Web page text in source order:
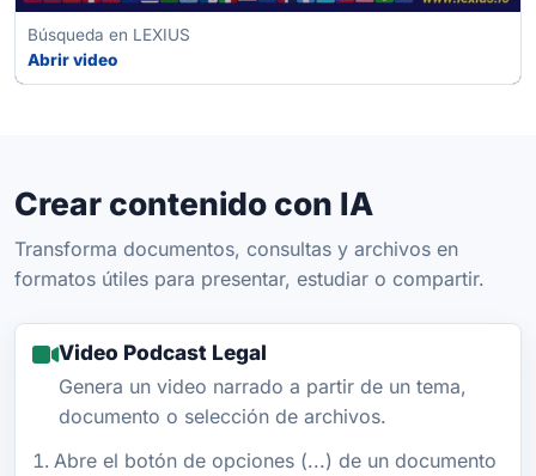
Búsqueda en LEXIUS
Abrir video
Crear contenido con IA
Transforma documentos, consultas y archivos en
formatos útiles para presentar, estudiar o compartir.
Video Podcast Legal
Genera un video narrado a partir de un tema,
documento o selección de archivos.
Abre el botón de opciones (...) de un documento